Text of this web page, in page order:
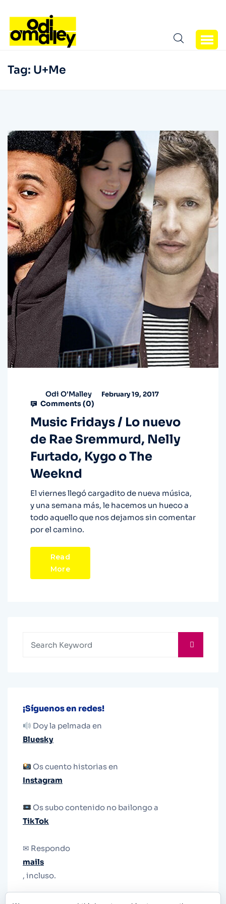
Tag: U+Me
Odi O'Malley February 19, 2017
Comments (0)
Music Fridays / Lo nuevo
de Rae Sremmurd, Nelly
Furtado, Kygo o The
Weeknd
El viernes llegó cargadito de nueva música,
y una semana más, le hacemos un hueco a
todo aquello que nos dejamos sin comentar
por el camino.
Read
More
¡Síguenos en redes!
Doy la pelmada en
Bluesky
Os cuento historias en
Instagram
Os subo contenido no bailongo a
TikTok
✉ Respondo
mails
, incluso.